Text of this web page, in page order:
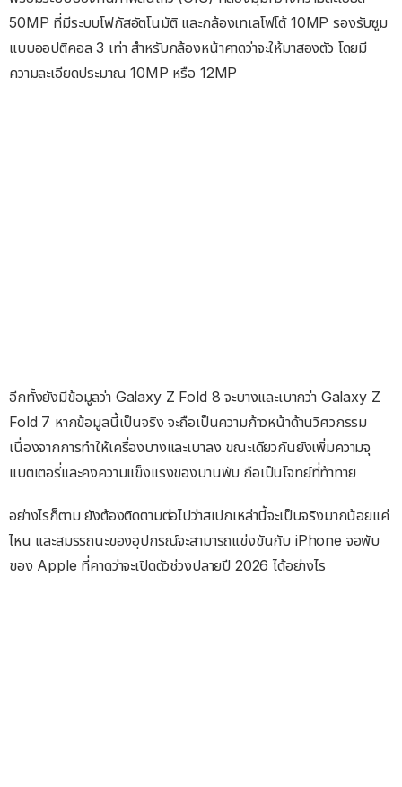
50MP ที่มีระบบโฟกัสอัตโนมัติ และกล้องเทเลโฟโต้ 10MP รองรับซูม
แบบออปติคอล 3 เท่า สำหรับกล้องหน้าคาดว่าจะให้มาสองตัว โดยมี
ความละเอียดประมาณ 10MP หรือ 12MP
อีกทั้งยังมีข้อมูลว่า Galaxy Z Fold 8 จะบางและเบากว่า Galaxy Z
Fold 7 หากข้อมูลนี้เป็นจริง จะถือเป็นความก้าวหน้าด้านวิศวกรรม
เนื่องจากการทำให้เครื่องบางและเบาลง ขณะเดียวกันยังเพิ่มความจุ
แบตเตอรี่และคงความแข็งแรงของบานพับ ถือเป็นโจทย์ที่ท้าทาย
อย่างไรก็ตาม ยังต้องติดตามต่อไปว่าสเปกเหล่านี้จะเป็นจริงมากน้อยแค่
ไหน และสมรรถนะของอุปกรณ์จะสามารถแข่งขันกับ iPhone จอพับ
ของ Apple ที่คาดว่าจะเปิดตัวช่วงปลายปี 2026 ได้อย่างไร